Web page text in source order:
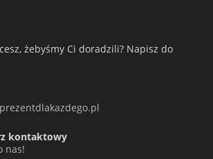
żebyśmy Ci doradzili? Napisz do
kontaktowy
nas!